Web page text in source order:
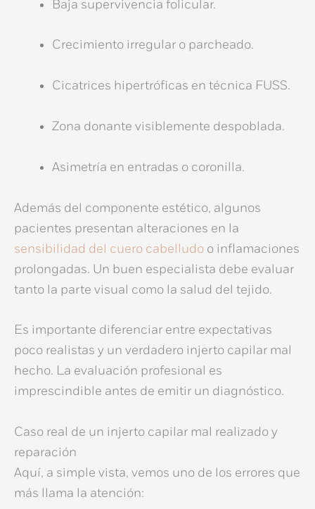
Baja supervivencia folicular.
Crecimiento irregular o parcheado.
Cicatrices hipertróficas en técnica FUSS.
Zona donante visiblemente despoblada.
Asimetría en entradas o coronilla.
Además del componente estético, algunos
pacientes presentan alteraciones en la
sensibilidad del cuero cabelludo o inflamaciones
prolongadas. Un buen especialista debe evaluar
tanto la parte visual como la salud del tejido.
Es importante diferenciar entre expectativas
poco realistas y un verdadero injerto capilar mal
hecho. La evaluación profesional es
imprescindible antes de emitir un diagnóstico.
Caso real de un injerto capilar mal realizado y
reparación
Aquí, a simple vista, vemos uno de los errores que
más llama la atención: